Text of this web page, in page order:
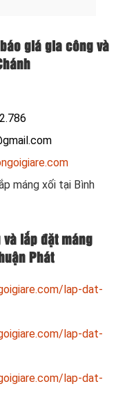
giá gia công và
máng xối tại Bình
lắp đặt máng
Phát
lap-dat-
lap-dat-
lap-dat-